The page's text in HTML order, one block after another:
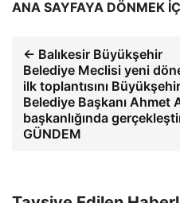
ANA SAYFAYA DÖNMEK
← Balıkesir Büyükşehir
Belediye Meclisi yeni
ilk toplantısını Büyükşehir
Belediye Başkanı Ahmet
başkanlığında
GÜNDEM